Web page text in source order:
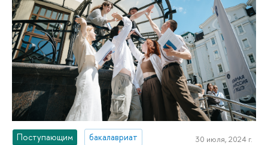
Поступающим бакалавриат 30 июля, 2024 г.